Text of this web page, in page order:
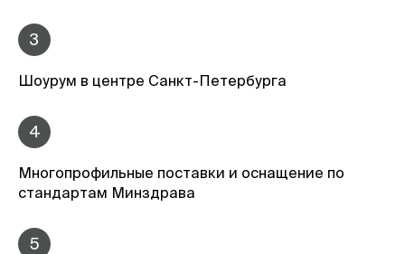
3
Шоурум в центре Санкт-Петербурга
4
Многопрофильные поставки и оснащение по
стандартам Минздрава
5